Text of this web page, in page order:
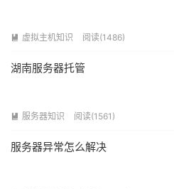
 虚拟主机知识 阅读(1486)
湖南服务器托管
 服务器知识 阅读(1561)
服务器异常怎么解决